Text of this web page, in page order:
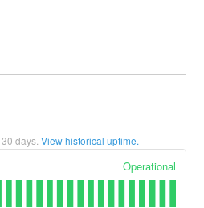
30 days. View historical uptime.
Operational